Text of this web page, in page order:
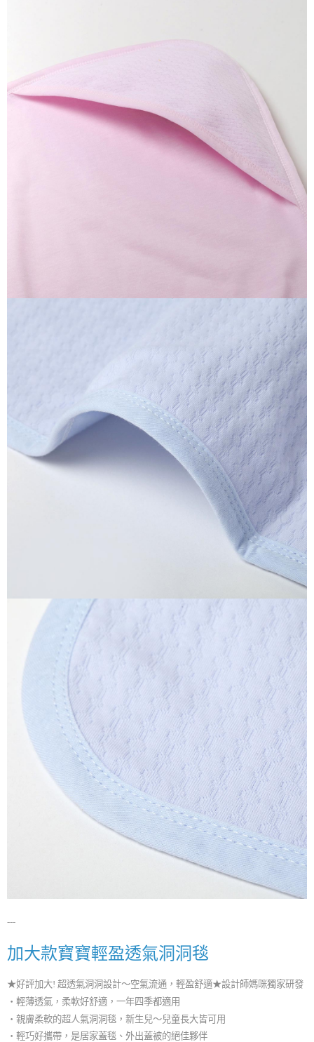
---
加大款寶寶輕盈透氣洞洞毯
★好評加大! 超透氣洞洞設計～空氣流通，輕盈舒適★設計師媽咪獨家研發
・輕薄透氣，柔軟好舒適，一年四季都適用
・親膚柔軟的超人氣洞洞毯，新生兒～兒童長大皆可用
・輕巧好攜帶，是居家蓋毯、外出蓋被的絕佳夥伴